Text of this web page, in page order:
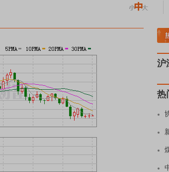
A股估值
沪
热